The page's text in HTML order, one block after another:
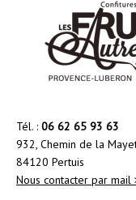
Tél. : 06 62 65 93 63
932, Chemin de la
84120 Pertuis
Nous contacter par mail